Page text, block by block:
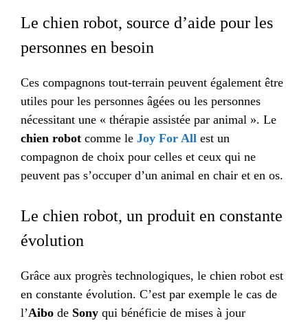
Le chien robot, source d’aide pour les
personnes en besoin
Ces compagnons tout-terrain peuvent également être
utiles pour les personnes âgées ou les personnes
nécessitant une « thérapie assistée par animal ». Le
chien robot comme le Joy For All est un
compagnon de choix pour celles et ceux qui ne
peuvent pas s’occuper d’un animal en chair et en os.
Le chien robot, un produit en constante
évolution
Grâce aux progrès technologiques, le chien robot est
en constante évolution. C’est par exemple le cas de
l’Aibo de Sony qui bénéficie de mises à jour